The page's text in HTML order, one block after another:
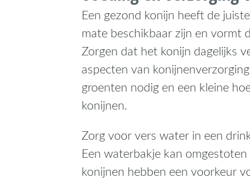
Een gezond konijn heeft de
mate beschikbaar zijn en vormt
Zorgen dat het konijn dagelijks
aspecten van
groenten nodig en een kleine
konijnen.
Zorg voor vers water in een
Een waterbakje kan
konijnen hebben een voorkeur